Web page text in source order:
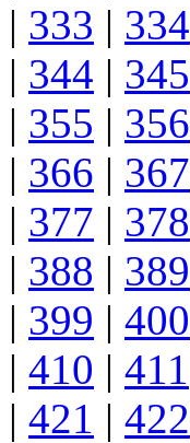
| 333 | 334
| 344 | 345
| 355 | 356
| 366 | 367
| 377 | 378
| 388 | 389
| 399 | 400
| 410 | 411
| 421 | 422